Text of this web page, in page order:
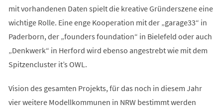
mit vorhandenen Daten spielt die kreative Gründerszene eine
wichtige Rolle. Eine enge Kooperation mit der „garage33“ in
Paderborn, der „founders foundation“ in Bielefeld oder auch
„Denkwerk“ in Herford wird ebenso angestrebt wie mit dem
Spitzencluster it’s OWL.
Vision des gesamten Projekts, für das noch in diesem Jahr
vier weitere Modellkommunen in NRW bestimmt werden